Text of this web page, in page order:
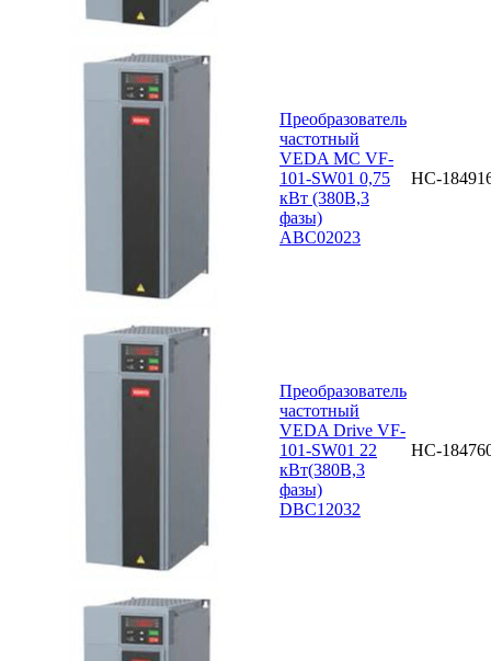
Преобразователь
частотный
VEDA MC VF-
101-SW01 0,75
кВт (380В,3
фазы)
ABC02023
НС-
Преобразователь
частотный
VEDA Drive VF-
101-SW01 22
кВт(380В,3
фазы)
DBC12032
НС-